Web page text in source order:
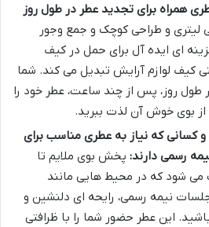
همراه برای تجدید عطر در طول روز
میلی لیتری و طراحی کوچک و جمع وجور
ای ایده آل برای حمل در کیف
کیف لوازم آرایش تبدیل می کند. شما
طول روز، پس از چند ساعت، عطر خود را
از بوی خوش آن لذت ببرید.
و کسانی که نیاز به عطری مناسب برای
رسمی دارند: پخش بوی ملایم تا
شود که در محیط هایی مانند
نیمه رسمی، رایحه ای دلنشین و
این عطر حضور شما را با ظرافتی